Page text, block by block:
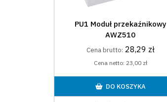
PU1 Moduł przekaźnikowy
AWZ510
Cena brutto: 28,29 zł
Cena netto: 23,00 zł
DO KOSZYKA